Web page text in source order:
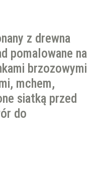
z drewna
pomalowane na
brzozowymi
mchem,
siatką przed
do